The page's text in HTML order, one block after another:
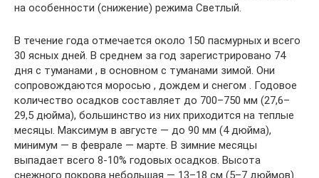
на особенности (снижение) режима Светлый.
В течение года отмечается около 150 пасмурных и всего
30 ясных дней. В среднем за год зарегистрировано 74
дня с туманами , в основном с туманами зимой. Они
сопровождаются моросью , дождем и снегом . Годовое
количество осадков составляет до 700–750 мм (27,6–
29,5 дюйма), большинство из них приходится на теплые
месяцы. Максимум в августе — до 90 мм (4 дюйма),
минимум — в феврале — марте. В зимние месяцы
выпадает всего 8-10% годовых осадков. Высота
снежного покрова небольшая — 13–18 см (5–7 дюймов).